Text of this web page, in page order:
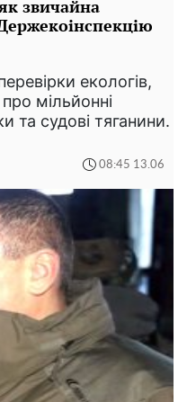
звичайна
екологів,
мільйонні
та судові тяганини.
08:45 13.06